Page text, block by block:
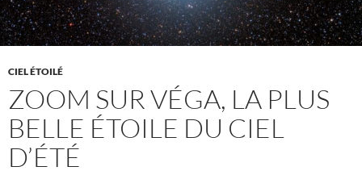
CIEL ÉTOILÉ
ZOOM SUR VÉGA, LA PLUS
BELLE ÉTOILE DU CIEL
D’ÉTÉ